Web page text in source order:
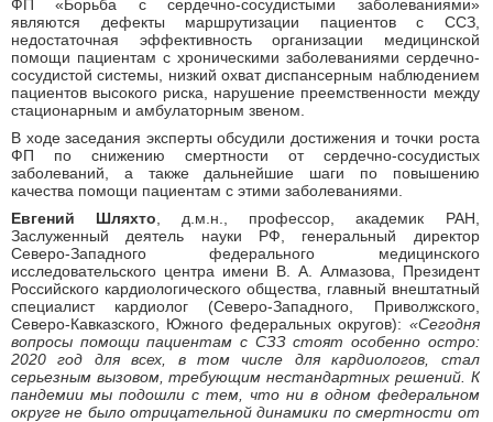
ФП «Борьба с сердечно-сосудистыми заболеваниями»
являются дефекты маршрутизации пациентов с ССЗ,
недостаточная эффективность организации медицинской
помощи пациентам с хроническими заболеваниями сердечно-
сосудистой системы, низкий охват диспансерным наблюдением
пациентов высокого риска, нарушение преемственности между
стационарным и амбулаторным звеном.
В ходе заседания эксперты обсудили достижения и точки роста
ФП по снижению смертности от сердечно-сосудистых
заболеваний, а также дальнейшие шаги по повышению
качества помощи пациентам с этими заболеваниями.
Евгений Шляхто , д.м.н., профессор, академик РАН,
Заслуженный деятель науки РФ, генеральный директор
Северо-Западного федерального медицинского
исследовательского центра имени В. А. Алмазова, Президент
Российского кардиологического общества, главный внештатный
специалист кардиолог (Северо-Западного, Приволжского,
Северо-Кавказского, Южного федеральных округов): «Сегодня
вопросы помощи пациентам с СЗЗ стоят особенно остро:
2020 год для всех, в том числе для кардиологов, стал
серьезным вызовом, требующим нестандартных решений. К
пандемии мы подошли с тем, что ни в одном федеральном
округе не было отрицательной динамики по смертности от